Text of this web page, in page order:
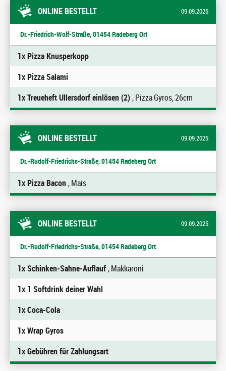
ONLINE BESTELLT 09.09.2025
Dr.-Friedrich-Wolf-Straße, 01454 Radeberg Ort
1x Pizza Knusperkopp
1x Pizza Salami
1x Treueheft Ullersdorf einlösen (2), Pizza Gyros, 26cm
ONLINE BESTELLT 09.09.2025
Dr.-Rudolf-Friedrichs-Straße, 01454 Radeberg Ort
1x Pizza Bacon, Mais
ONLINE BESTELLT 09.09.2025
Dr.-Rudolf-Friedrichs-Straße, 01454 Radeberg Ort
1x Schinken-Sahne-Auflauf, Makkaroni
1x 1 Softdrink deiner Wahl
1x Coca-Cola
1x Wrap Gyros
1x Gebühren für Zahlungsart